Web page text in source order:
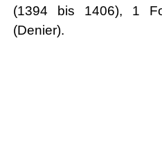
(1394 bis 1406), 1
(Denier).